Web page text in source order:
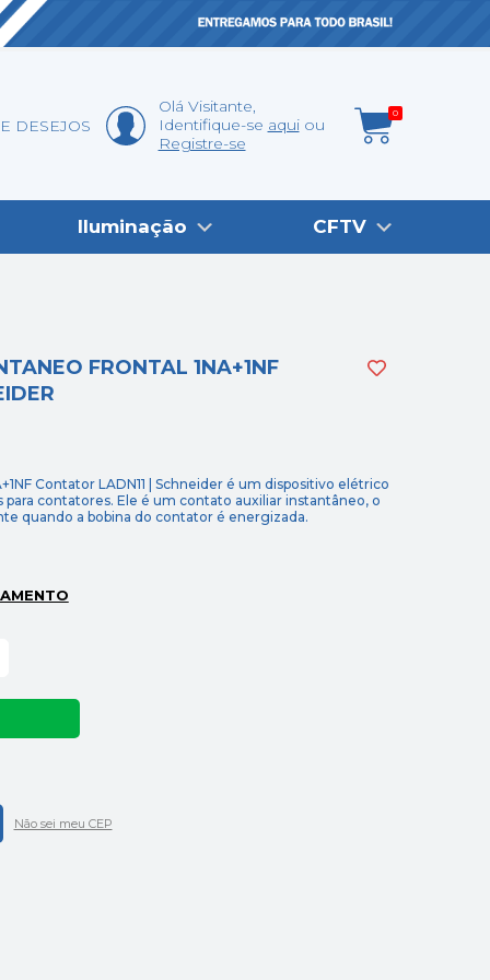
DESEJOS
Olá Visitante,
Identifique-se aqui
Registre-se
0
Iluminação CFTV
FRONTAL 1NA+1NF
Contator LADN11 | Schneider é um dispositivo elétrico
contatores. Ele é um contato auxiliar instantâneo, o
quando a bobina do contator é energizada.